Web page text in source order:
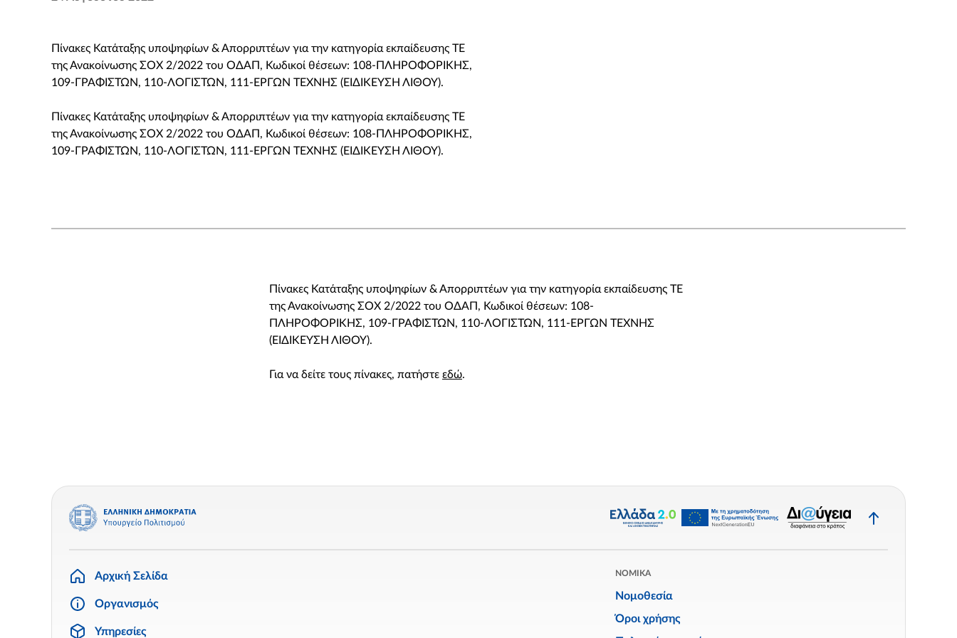
Πίνακες Κατάταξης υποψηφίων & Απορριπτέων για την κατηγορία εκπαίδευσης ΤΕ
της Ανακοίνωσης ΣΟΧ 2/2022 του ΟΔΑΠ, Κωδικοί θέσεων: 108-ΠΛΗΡΟΦΟΡΙΚΗΣ,
109-ΓΡΑΦΙΣΤΩΝ, 110-ΛΟΓΙΣΤΩΝ, 111-ΕΡΓΩΝ ΤΕΧΝΗΣ (ΕΙΔΙΚΕΥΣΗ ΛΙΘΟΥ).
Πίνακες Κατάταξης υποψηφίων & Απορριπτέων για την κατηγορία εκπαίδευσης ΤΕ
της Ανακοίνωσης ΣΟΧ 2/2022 του ΟΔΑΠ, Κωδικοί θέσεων: 108-ΠΛΗΡΟΦΟΡΙΚΗΣ,
109-ΓΡΑΦΙΣΤΩΝ, 110-ΛΟΓΙΣΤΩΝ, 111-ΕΡΓΩΝ ΤΕΧΝΗΣ (ΕΙΔΙΚΕΥΣΗ ΛΙΘΟΥ).
Πίνακες Κατάταξης υποψηφίων & Απορριπτέων για την κατηγορία εκπαίδευσης ΤΕ
της Ανακοίνωσης ΣΟΧ 2/2022 του ΟΔΑΠ, Κωδικοί θέσεων: 108-
ΠΛΗΡΟΦΟΡΙΚΗΣ, 109-ΓΡΑΦΙΣΤΩΝ, 110-ΛΟΓΙΣΤΩΝ, 111-ΕΡΓΩΝ ΤΕΧΝΗΣ
(ΕΙΔΙΚΕΥΣΗ ΛΙΘΟΥ).
Για να δείτε τους πίνακες, πατήστε εδώ.
Επιστροφή
Αρχική Σελίδα
Οργανισμός
Υπηρεσίες
ΝΟΜΙΚΑ
Νομοθεσία
Όροι χρήσης